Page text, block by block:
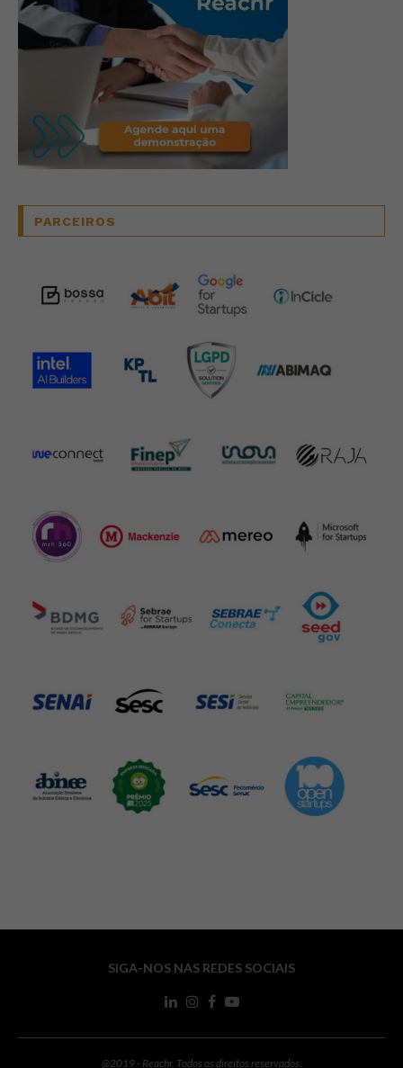
PARCEIROS
SIGA-NOS NAS REDES SOCIAIS
@2019 - Reachr. Todos os direitos reservados.